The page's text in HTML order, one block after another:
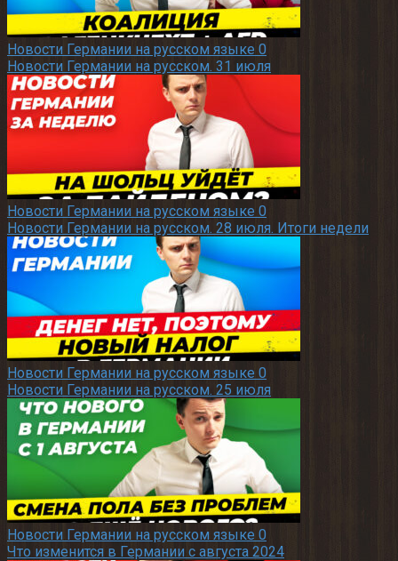
Новости Германии на русском языке 0
Новости Германии на русском. 31 июля
Новости Германии на русском языке 0
Новости Германии на русском. 28 июля. Итоги недели
Новости Германии на русском языке 0
Новости Германии на русском. 25 июля
Новости Германии на русском языке 0
Что изменится в Германии с августа 2024